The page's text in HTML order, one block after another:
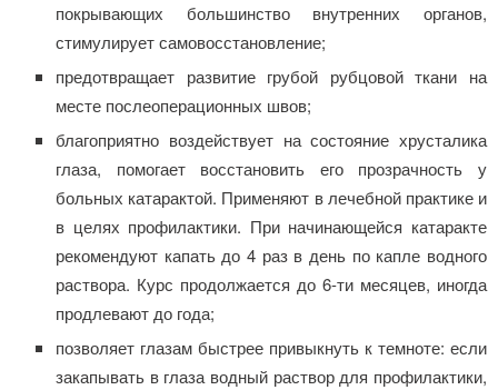
покрывающих большинство внутренних органов,
стимулирует самовосстановление;
предотвращает развитие грубой рубцовой ткани на
месте послеоперационных швов;
благоприятно воздействует на состояние хрусталика
глаза, помогает восстановить его прозрачность у
больных катарактой. Применяют в лечебной практике и
в целях профилактики. При начинающейся катаракте
рекомендуют капать до 4 раз в день по капле водного
раствора. Курс продолжается до 6-ти месяцев, иногда
продлевают до года;
позволяет глазам быстрее привыкнуть к темноте: если
закапывать в глаза водный раствор для профилактики,